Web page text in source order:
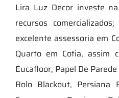
Lira Luz Decor investe
recursos
excelente assessoria em
Quarto em Cotia, assim
Eucafloor, Papel De
Rolo Blackout, Persiana